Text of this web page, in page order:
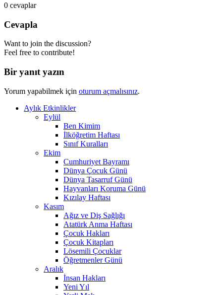
0 cevaplar
Cevapla
Want to join the discussion?
Feel free to contribute!
Bir yanıt yazın
Yorum yapabilmek için oturum açmalısınız.
Aylık Etkinlikler
Eylül
Ben Kimim
İlköğretim Haftası
Sınıf Kuralları
Ekim
Cumhuriyet Bayramı
Dünya Çocuk Günü
Dünya Tasarruf Günü
Hayvanları Koruma Günü
Kızılay Haftası
Kasım
Ağız ve Diş Sağlığı
Atatürk Anma Haftası
Çocuk Hakları
Çocuk Kitapları
Lösemili Çocuklar
Öğretmenler Günü
Aralık
İnsan Hakları
Yeni Yıl